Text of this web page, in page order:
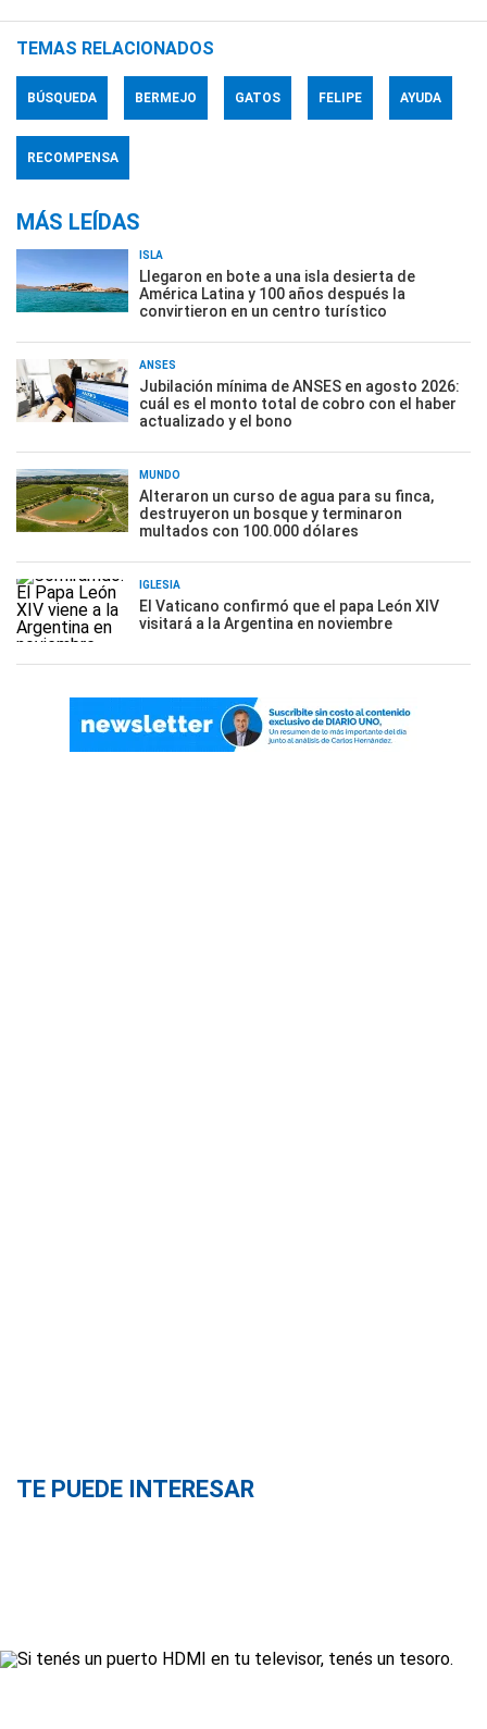
TEMAS RELACIONADOS
BÚSQUEDA BERMEJO GATOS FELIPE AYUDA
RECOMPENSA
MÁS LEÍDAS
ISLA
Llegaron en bote a una isla desierta de
América Latina y 100 años después la
convirtieron en un centro turístico
ANSES
Jubilación mínima de ANSES en agosto 2026:
cuál es el monto total de cobro con el haber
actualizado y el bono
MUNDO
Alteraron un curso de agua para su finca,
destruyeron un bosque y terminaron
multados con 100.000 dólares
IGLESIA
El Vaticano confirmó que el papa León XIV
visitará a la Argentina en noviembre
TE PUEDE INTERESAR